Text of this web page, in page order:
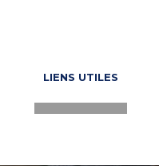
LIENS UTILES